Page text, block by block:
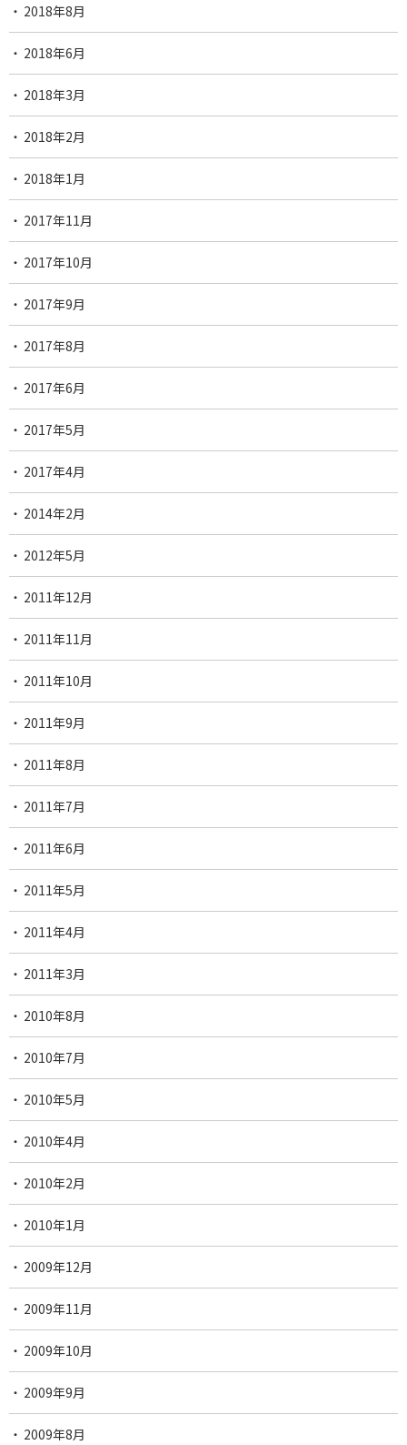
2018年8月
2018年6月
2018年3月
2018年2月
2018年1月
2017年11月
2017年10月
2017年9月
2017年8月
2017年6月
2017年5月
2017年4月
2014年2月
2012年5月
2011年12月
2011年11月
2011年10月
2011年9月
2011年8月
2011年7月
2011年6月
2011年5月
2011年4月
2011年3月
2010年8月
2010年7月
2010年5月
2010年4月
2010年2月
2010年1月
2009年12月
2009年11月
2009年10月
2009年9月
2009年8月